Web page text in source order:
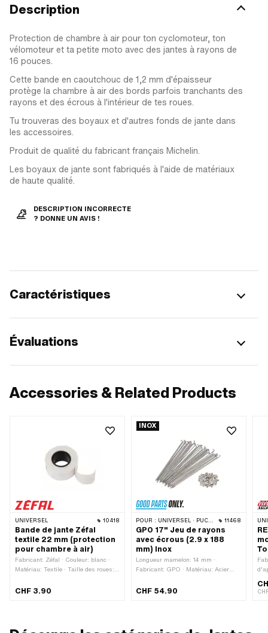
Description
Protection de chambre à air pour ton cyclomoteur, ton
vélomoteur et ta petite moto avec des jantes à rayons de
16 pouces.
Cette bande en caoutchouc de 1,2 mm d'épaisseur
protège la chambre à air des bords parfois tranchants des
rayons et des écrous à l'intérieur de tes roues.
Tu trouveras des boyaux et d'autres fonds de jante dans
les accessoires.
Produit de qualité du fabricant français Michelin.
Les boyaux de jante sont fabriqués à l'aide de matériaux
de haute qualité.
DESCRIPTION INCORRECTE
? DONNE UN AVIS !
Caractéristiques
Évaluations
Accessories & Related Products
UNIVERSEL 10418
Bande de jante Zéfal
textile 22 mm (protection
pour chambre à air)
Fabricant: Zéfal · Couleur: blanc ·
Matériau: Textile · Taille des roues: 1
Largeur: 22 mm
CHF 3.90
INOX
POUR : UNIVERSEL · PUCH · SACHS · ZÜNDAPP BELMONDO 11468
GPO 17" Jeu de rayons
avec écrous (2.9 x 188
mm) Inox
Longueur mamelon: 14 mm ·
Fabricant: GPO · Matériau: Acier
· Surface: bruts · Couleur: argent ·
CHF 54.90